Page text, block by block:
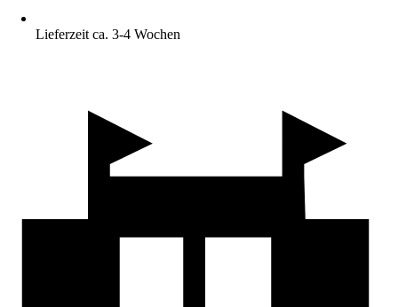
Lieferzeit ca. 3-4 Wochen